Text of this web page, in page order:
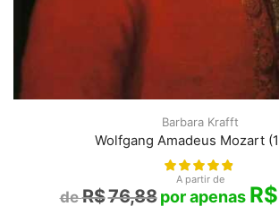
Barbara Krafft
Wolfgang Amadeus Mozart
A partir de
R$76,88 R$